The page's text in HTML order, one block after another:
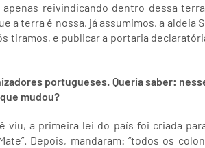
reivindicando dentro dessa
a terra é nossa, já assumimos, a aldeia
tiramos, e publicar a portaria
portugueses. Queria saber:
mudou?
viu, a primeira lei do país foi criada
Depois, mandaram: “todos os